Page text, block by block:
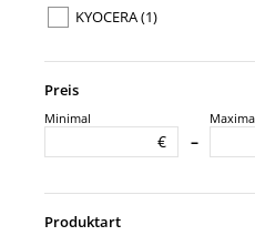
KYOCERA(1)
Preis
Minimal
€ –
Produktart